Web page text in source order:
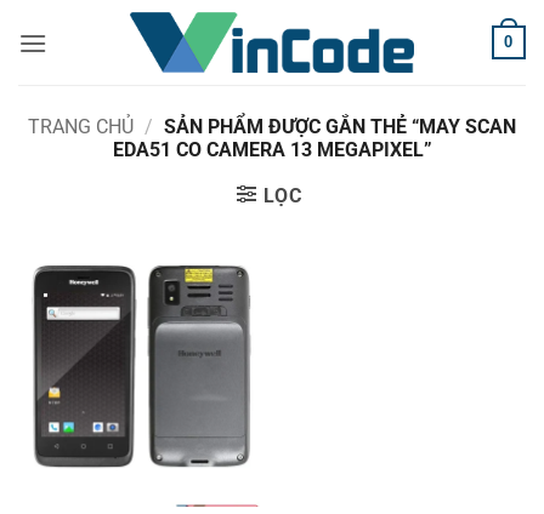
qua
0
TRANG CHỦ / SẢN PHẨM ĐƯỢC GẮN THẺ “MAY SCAN
EDA51 CO CAMERA 13 MEGAPIXEL”
LỌC